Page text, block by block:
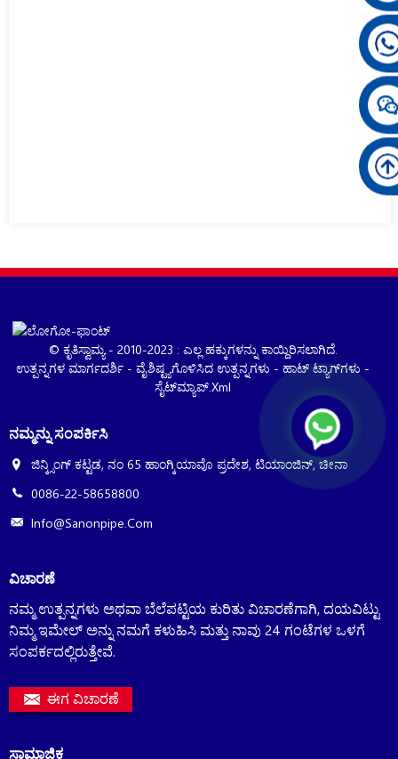
© ಕೃತಿಸ್ವಾಮ್ಯ - 2010-2023 : ಎಲ್ಲ ಹಕ್ಕುಗಳನ್ನು ಕಾಯ್ದಿರಿಸಲಾಗಿದೆ.
ಉತ್ಪನ್ನಗಳ ಮಾರ್ಗದರ್ಶಿ -ವೈಶಿಷ್ಟ್ಯಗೊಳಿಸಿದ ಉತ್ಪನ್ನಗಳು -ಹಾಟ್ ಟ್ಯಾಗ್‌ಗಳು -
ಸೈಟ್‌ಮ್ಯಾಪ್.xml
ನಮ್ಮನ್ನು ಸಂಪರ್ಕಿಸಿ
ಜಿನ್ಕ್ಸಿಂಗ್ ಕಟ್ಟಡ, ನಂ 65 ಹಾಂಗ್ಕಿಯಾವೊ ಪ್ರದೇಶ, ಟಿಯಾಂಜಿನ್, ಚೀನಾ
0086-22-58658800
Info@sanonpipe.com
ವಿಚಾರಣೆ
ನಮ್ಮ ಉತ್ಪನ್ನಗಳು ಅಥವಾ ಬೆಲೆಪಟ್ಟಿಯ ಕುರಿತು ವಿಚಾರಣೆಗಾಗಿ, ದಯವಿಟ್ಟು
ನಿಮ್ಮ ಇಮೇಲ್ ಅನ್ನು ನಮಗೆ ಕಳುಹಿಸಿ ಮತ್ತು ನಾವು 24 ಗಂಟೆಗಳ ಒಳಗೆ
ಸಂಪರ್ಕದಲ್ಲಿರುತ್ತೇವೆ.
ಈಗ ವಿಚಾರಣೆ
ಸಾಮಾಜಿಕ